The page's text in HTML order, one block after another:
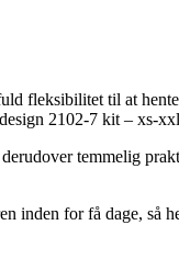
fleksibilitet til at
2102-7 kit – xs-
temmelig
inden for få dage, så